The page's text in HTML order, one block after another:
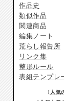
作品史
類似作品
関連商品
編集ノート
荒らし報告所
リンク集
整形ルール
表組テンプレ
〔 人気